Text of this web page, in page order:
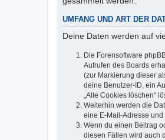
UMFANG UND ART DER
Deine Daten werden auf
Die Forensoftware
Aufrufen des Boards
(zur Markierung dieser
deine Benutzer-ID, ein
„Alle Cookies löschen“
Weiterhin werden die
eine E-Mail-Adresse
Wenn du einen Beitrag
diesen Fällen wird auch